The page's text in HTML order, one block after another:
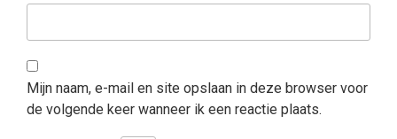
Mijn naam, e-mail en site opslaan in deze browser voor
de volgende keer wanneer ik een reactie plaats.